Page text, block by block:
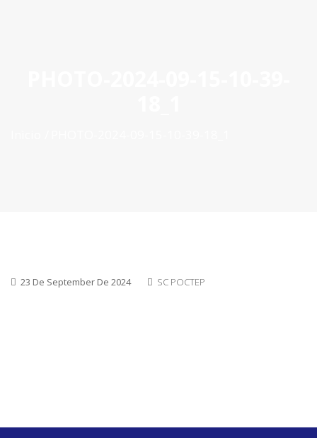
23 De September De 2024 SC POCTEP